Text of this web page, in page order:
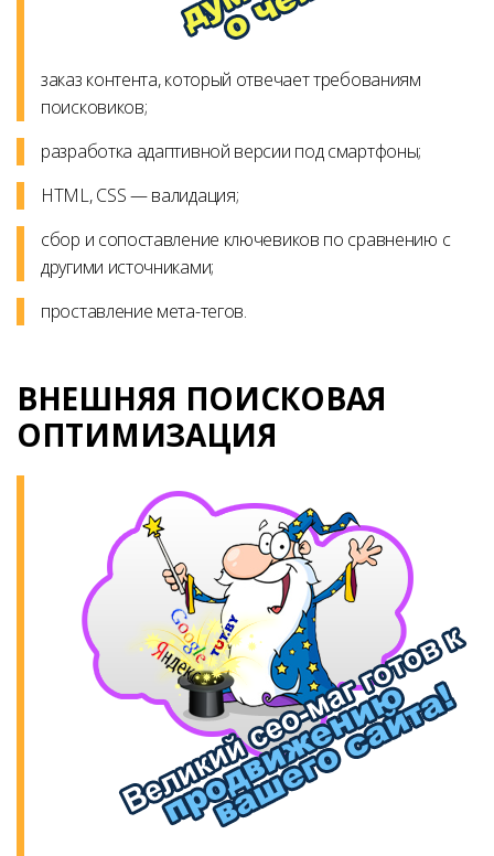
заказ контента, который отвечает требованиям
поисковиков;
разработка адаптивной версии под смартфоны;
HTML, CSS — валидация;
сбор и сопоставление ключевиков по сравнению с
другими источниками;
проставление мета-тегов.
ВНЕШНЯЯ ПОИСКОВАЯ
ОПТИМИЗАЦИЯ